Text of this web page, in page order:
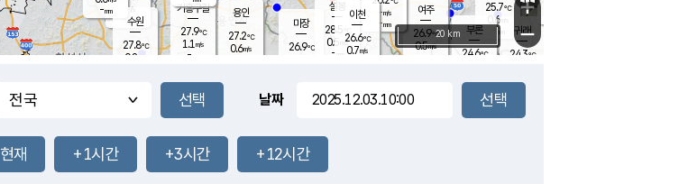
25.7℃
0.6m/s
mm
부론
24.6℃
-mm
-mm
용인
27.2℃
0.6m/s
여주
26.9℃
0.5m/s
장호원
26.4
℃
28.9℃
1.4m/s
-mm
-m/s
-mm
마장
26.9℃
m/s
mm
설봉
28.5
0.5 m/s
- mm
-mm
기흥구갈
27.9℃
1.1 m/s
-
-mm
귀래
24.3℃
이천
26.6℃
0.7m/s
수원
27.8℃
0.8 m/s
+
−
20 km
날짜
현재 +1시간 +3시간 +12시간